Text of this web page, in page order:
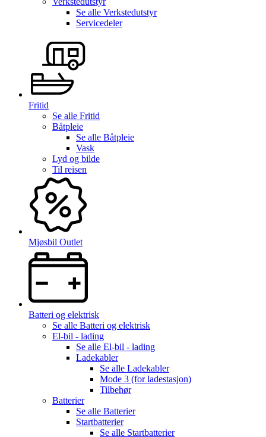
Se alle Verkstedutstyr
Servicedeler
Fritid
Se alle Fritid
Båtpleie
Se alle Båtpleie
Vask
Lyd og bilde
Til reisen
Mjøsbil Outlet
Batteri og elektrisk
Se alle Batteri og elektrisk
El-bil - lading
Se alle El-bil - lading
Ladekabler
Se alle Ladekabler
Mode 3 (for ladestasjon)
Tilbehør
Batterier
Se alle Batterier
Startbatterier
Se alle Startbatterier